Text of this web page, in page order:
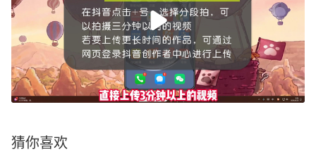
猜你喜欢